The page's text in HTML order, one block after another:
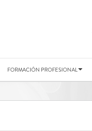
FORMACIÓN PROFESIONAL